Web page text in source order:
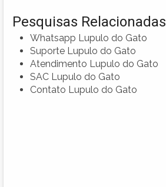
Pesquisas Relacionadas
Whatsapp Lupulo do Gato
Suporte Lupulo do Gato
Atendimento Lupulo do Gato
SAC Lupulo do Gato
Contato Lupulo do Gato